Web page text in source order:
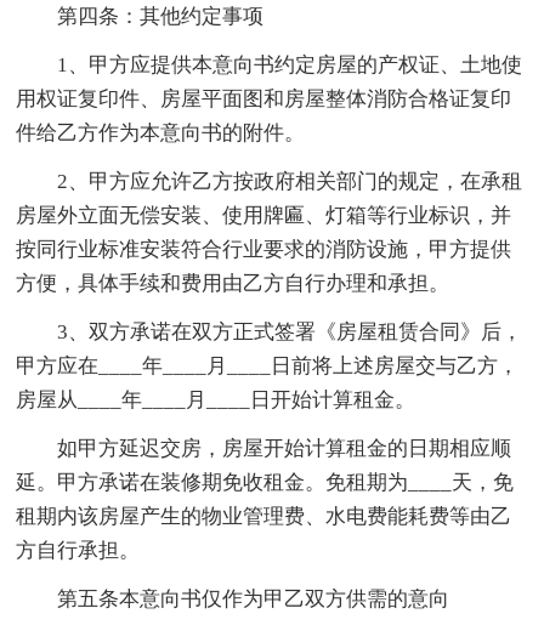
第四条：其他约定事项
1、甲方应提供本意向书约定房屋的产权证、土地使
用权证复印件、房屋平面图和房屋整体消防合格证复印
件给乙方作为本意向书的附件。
2、甲方应允许乙方按政府相关部门的规定，在承租
房屋外立面无偿安装、使用牌匾、灯箱等行业标识，并
按同行业标准安装符合行业要求的消防设施，甲方提供
方便，具体手续和费用由乙方自行办理和承担。
3、双方承诺在双方正式签署《房屋租赁合同》后，
甲方应在____年____月____日前将上述房屋交与乙方，
房屋从____年____月____日开始计算租金。
如甲方延迟交房，房屋开始计算租金的日期相应顺
延。甲方承诺在装修期免收租金。免租期为____天，免
租期内该房屋产生的物业管理费、水电费能耗费等由乙
方自行承担。
第五条本意向书仅作为甲乙双方供需的意向